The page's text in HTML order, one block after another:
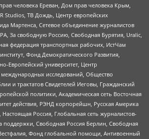
человека Ереван, Дом прав человека Крым,
Studios, ТВ Дождь, Центр европейских
Мартенса, Сетевое объединение журналистов
За свободную Россию, Свободная Бурятия, Uralic,
федерация транспортных рабочих, ИстЧам
Фонд Демократического Развития,
Европейский университет, Центр
исследований, Общество
и трактатов Свидетелей Иеговы, Гражданский
политики, Академическая сеть Восточная
действия, РЭНД корпорейшн, Русская Америка
Россия, Глобальная сеть журналистов-
поддержки, Свободная Россия Берлин, Свободная
Фонд глобальной помощи, Антивоенный